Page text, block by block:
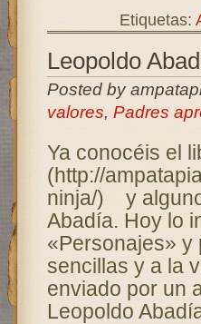
Etiquetas:
Leopoldo
Posted by
valores, Padres
Ya conocéis el
(http://
ninja/) y
Abadía. Hoy lo
«Personajes» y
sencillas y a la
enviado por un
Leopoldo